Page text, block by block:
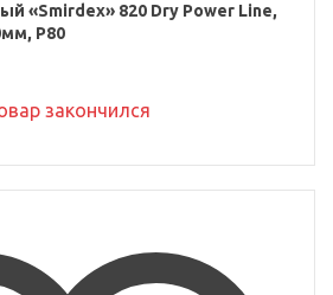
«Smirdex» 820 Dry Power Line,
P80
закончился